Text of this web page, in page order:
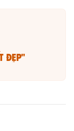
đẹp"